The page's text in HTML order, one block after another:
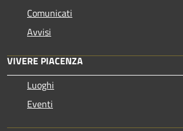
Comunicati
Avvisi
VIVERE PIACENZA
Luoghi
Eventi